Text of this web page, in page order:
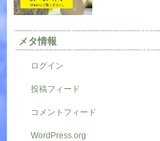
メタ情報
ログイン
投稿フィード
コメントフィード
WordPress.org